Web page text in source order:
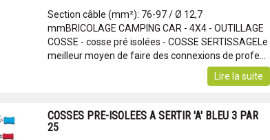
Section câble (mm²): 76-97 / Ø 12,7
mmBRICOLAGE CAMPING CAR - 4X4 - OUTILLAGE
COSSE - cosse pré isolées - COSSE SERTISSAGELe
meilleur moyen de faire des connexions de profe...
Lire la suite
COSSES PRE-ISOLEES A SERTIR 'A' BLEU 3 PAR
25